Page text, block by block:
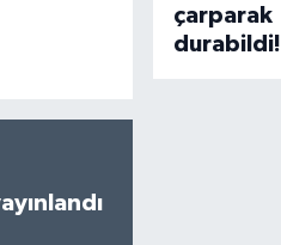
çarparak
durabildi!